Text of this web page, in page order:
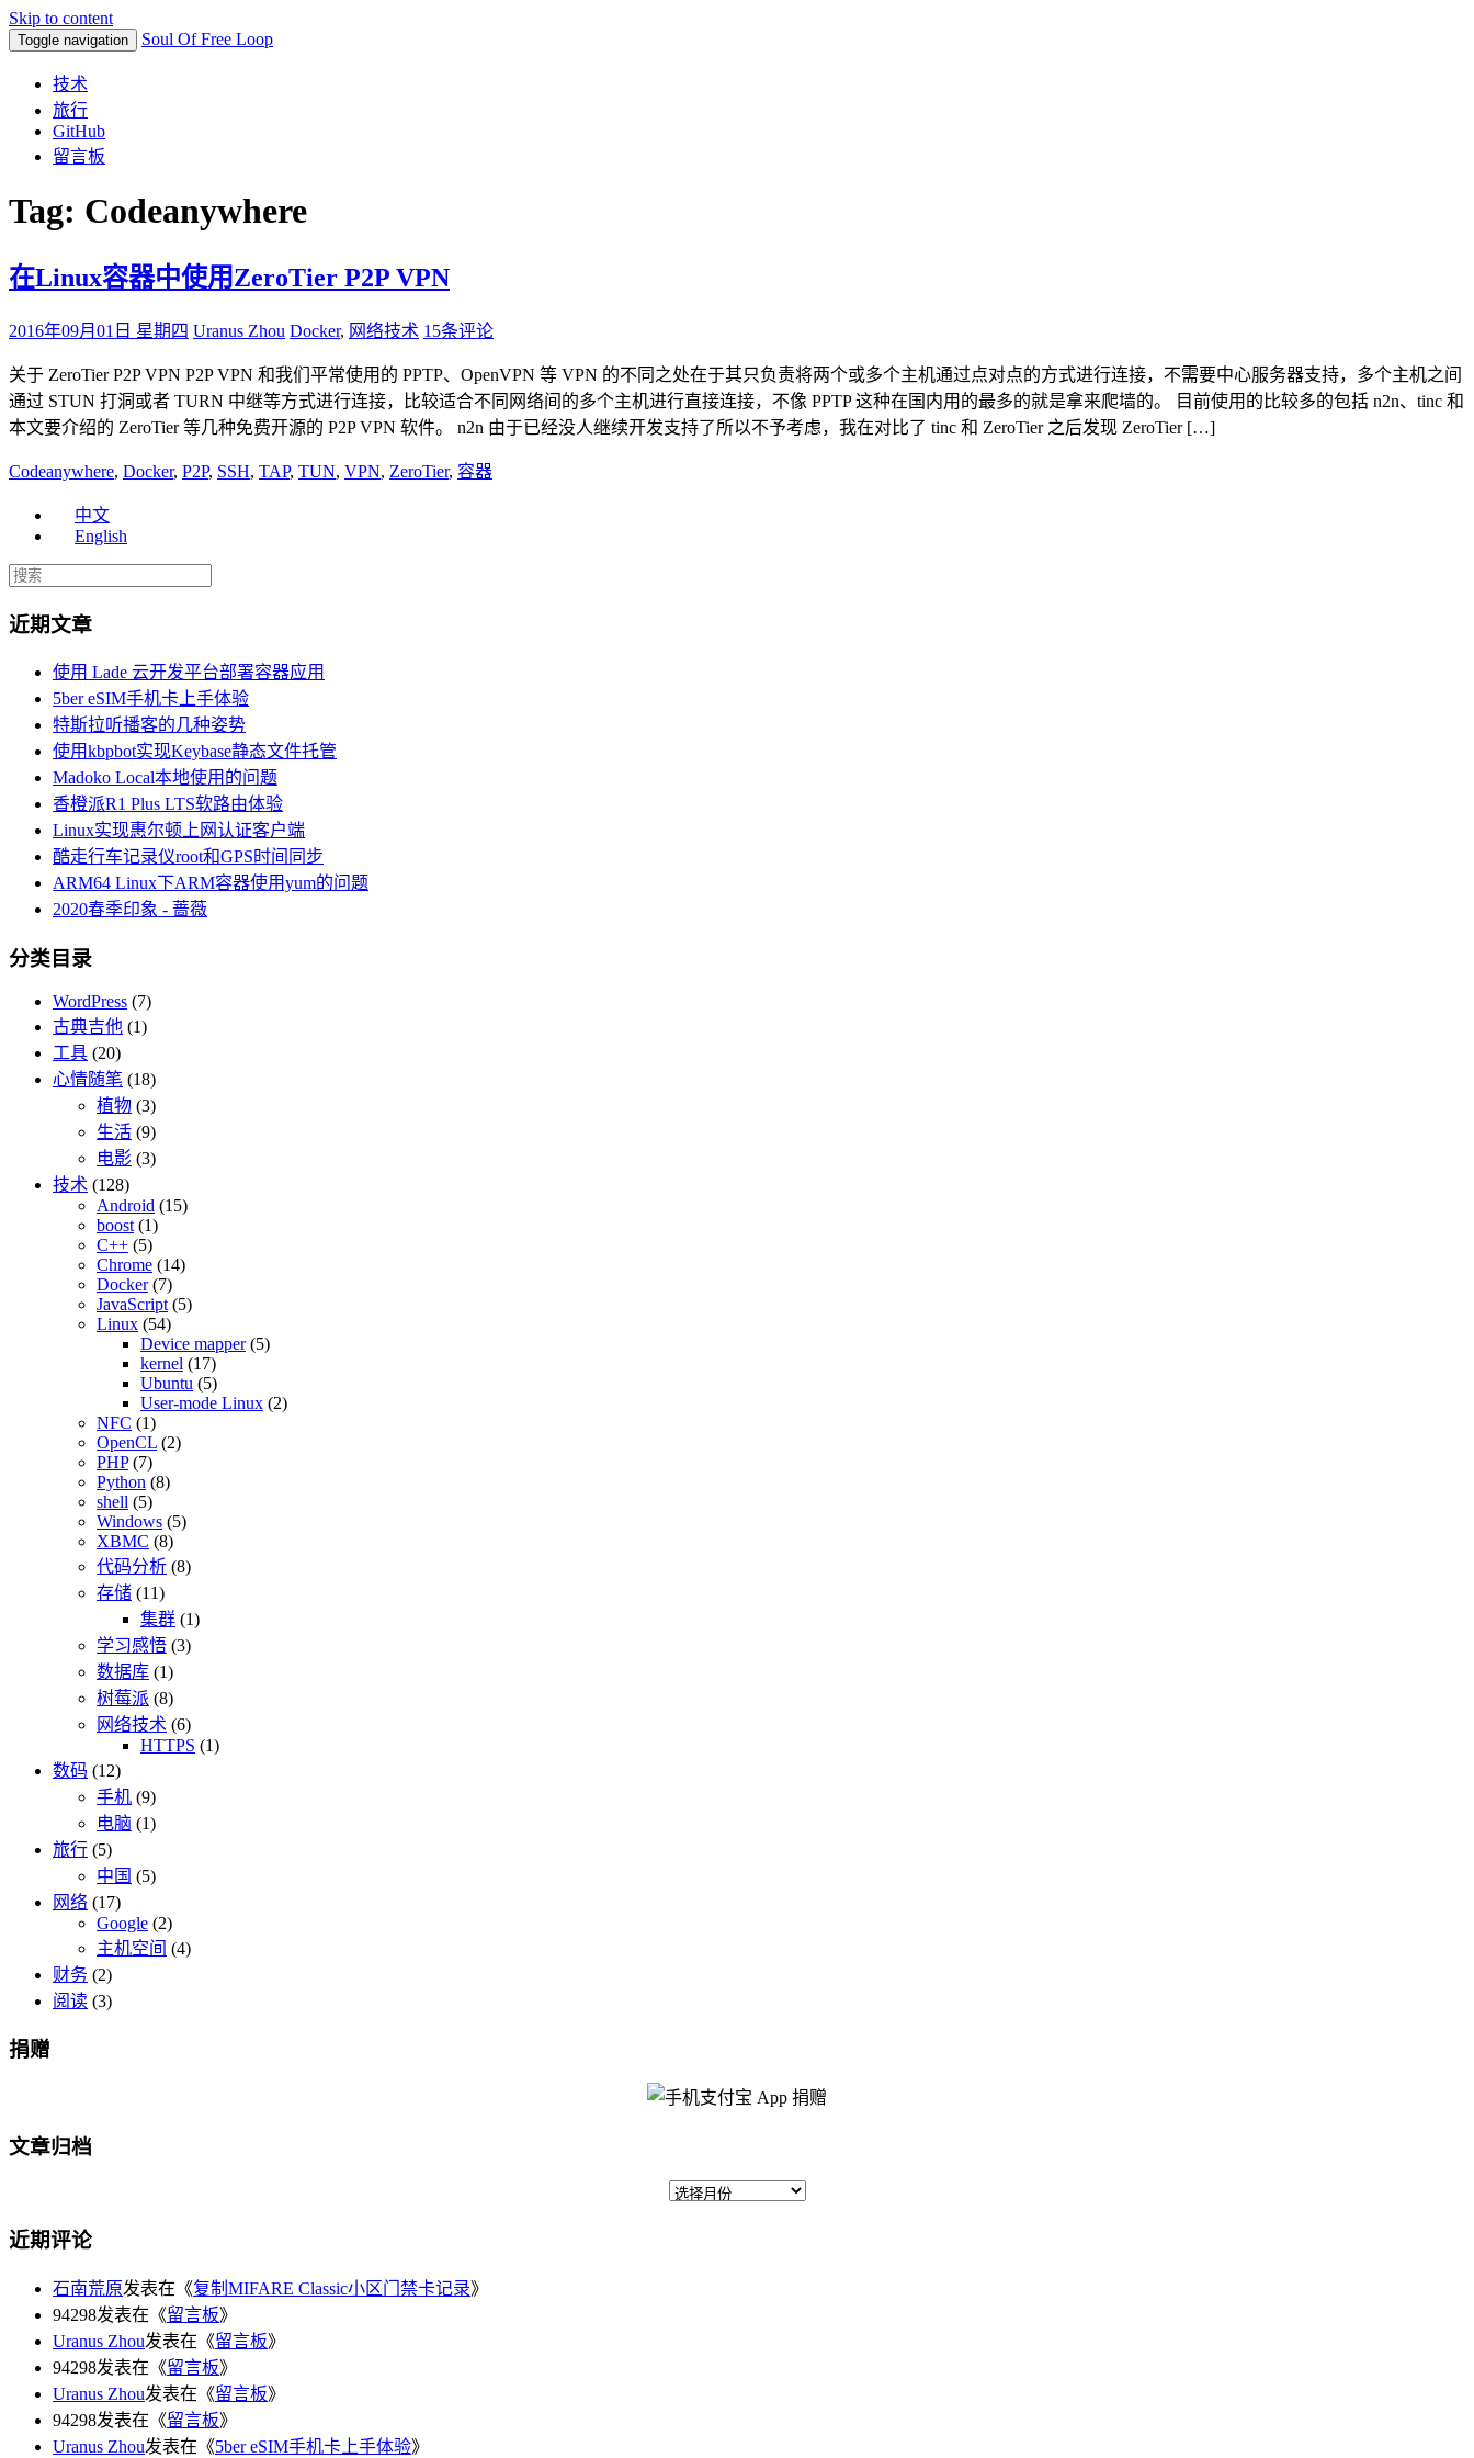
Skip to content
Toggle navigation Soul Of Free Loop
技术
旅行
GitHub
留言板
Tag: Codeanywhere
在Linux容器中使用ZeroTier P2P VPN
2016年09月01日 星期四 Uranus Zhou Docker, 网络技术 15条评论
关于 ZeroTier P2P VPN P2P VPN 和我们平常使用的 PPTP、OpenVPN 等 VPN 的不同之处在于其只负责将两个或多个主机通过点对点的方式进行连接，不需要中心服务器支持，多个主机之间
通过 STUN 打洞或者 TURN 中继等方式进行连接，比较适合不同网络间的多个主机进行直接连接，不像 PPTP 这种在国内用的最多的就是拿来爬墙的。 目前使用的比较多的包括 n2n、tinc 和
本文要介绍的 ZeroTier 等几种免费开源的 P2P VPN 软件。 n2n 由于已经没人继续开发支持了所以不予考虑，我在对比了 tinc 和 ZeroTier 之后发现 ZeroTier […]
Codeanywhere, Docker, P2P, SSH, TAP, TUN, VPN, ZeroTier, 容器
中文
English
近期文章
使用 Lade 云开发平台部署容器应用
5ber eSIM手机卡上手体验
特斯拉听播客的几种姿势
使用kbpbot实现Keybase静态文件托管
Madoko Local本地使用的问题
香橙派R1 Plus LTS软路由体验
Linux实现惠尔顿上网认证客户端
酷走行车记录仪root和GPS时间同步
ARM64 Linux下ARM容器使用yum的问题
2020春季印象 - 蔷薇
分类目录
WordPress (7)
古典吉他 (1)
工具 (20)
心情随笔 (18)
植物 (3)
生活 (9)
电影 (3)
技术 (128)
Android (15)
boost (1)
C++ (5)
Chrome (14)
Docker(7)
JavaScript (5)
Linux (54)
Device mapper(5)
kernel (17)
Ubuntu (5)
User-mode Linux (2)
NFC (1)
OpenCL (2)
PHP(7)
Python (8)
shell (5)
Windows (5)
XBMC (8)
代码分析 (8)
存储 (11)
集群 (1)
学习感悟 (3)
数据库 (1)
树莓派 (8)
网络技术 (6)
HTTPS (1)
数码 (12)
手机 (9)
电脑 (1)
旅行 (5)
中国 (5)
网络 (17)
Google (2)
主机空间 (4)
财务 (2)
阅读 (3)
捐赠
文章归档
近期评论
石南荒原发表在《复制MIFARE Classic小区门禁卡记录》
94298发表在《留言板》
Uranus Zhou发表在《留言板》
94298发表在《留言板》
Uranus Zhou发表在《留言板》
94298发表在《留言板》
Uranus Zhou发表在《5ber eSIM手机卡上手体验》